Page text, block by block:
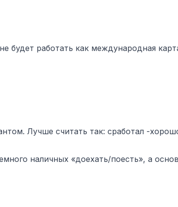
будет работать как международная
Лучше считать так: сработал -
наличных «доехать/поесть», а